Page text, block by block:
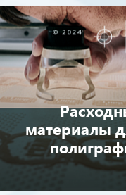
материалы